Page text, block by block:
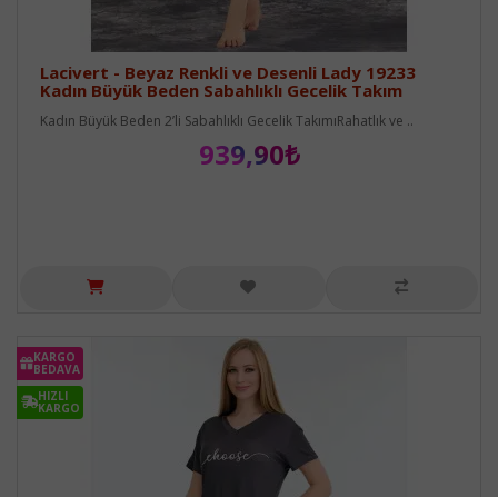
Lacivert - Beyaz Renkli ve Desenli Lady 19233
Kadın Büyük Beden Sabahlıklı Gecelik Takım
Kadın Büyük Beden 2’li Sabahlıklı Gecelik TakımıRahatlık ve ..
939,90₺
KARGO
BEDAVA
HIZLI
KARGO